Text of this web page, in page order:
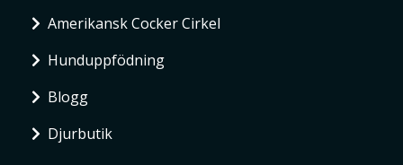
Amerikansk Cocker Cirkel
Hunduppfödning
Blogg
Djurbutik